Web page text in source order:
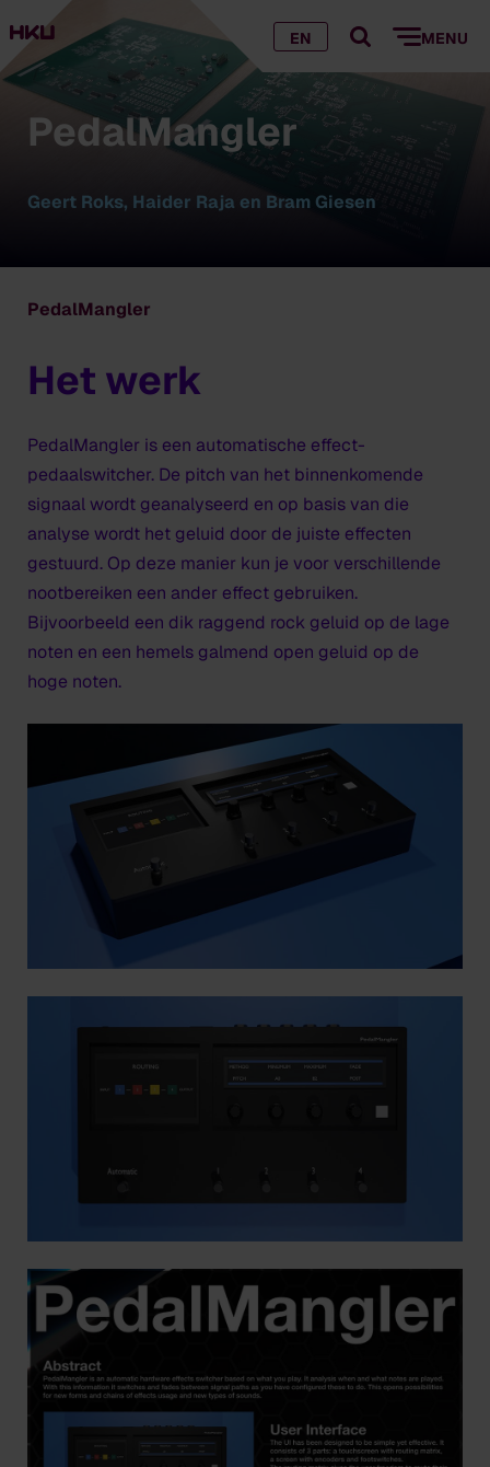
EN MENU
PedalMangler
Geert Roks, Haider Raja en Bram Giesen
PedalMangler
Het werk
PedalMangler is een automatische effect-
pedaalswitcher. De pitch van het binnenkomende
signaal wordt geanalyseerd en op basis van die
analyse wordt het geluid door de juiste effecten
gestuurd. Op deze manier kun je voor verschillende
nootbereiken een ander effect gebruiken.
Bijvoorbeeld een dik raggend rock geluid op de lage
noten en een hemels galmend open geluid op de
hoge noten.